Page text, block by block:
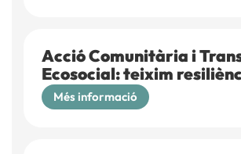
Acció Comunitària i
Ecosocial: teixim
Més informació